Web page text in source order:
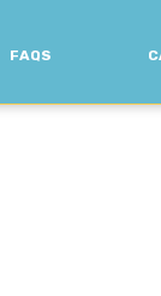
FAQS